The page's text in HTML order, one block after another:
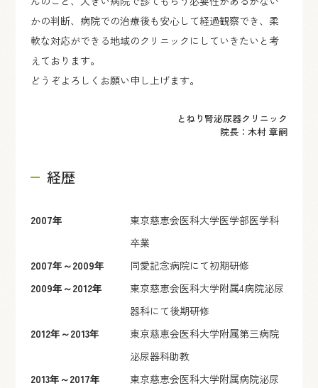
かの判断、病院での治療後も安心して経過観察でき、柔
軟な対応ができる地域のクリニックにしていきたいと考
えております。
どうぞよろしくお願い申し上げます。
とねり腎泌尿器クリニック
院長：木村 章嗣
経歴
2007年
東京慈恵会医科大学医学部医学科
卒業
2007年～2009年
同愛記念病院にて初期研修
2009年～2012年
東京慈恵会医科大学附属4病院泌尿
器科にて後期研修
2012年～2013年
東京慈恵会医科大学附属第三病院
泌尿器科助教
2013年～2017年
東京慈恵会医科大学附属病院泌尿